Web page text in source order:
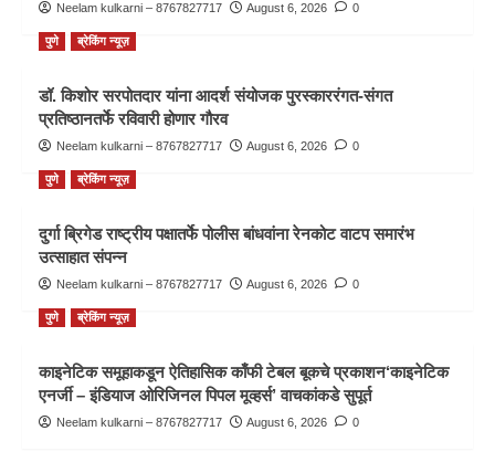
Neelam kulkarni – 8767827717 August 6, 2026 0
पुणे ब्रेकिंग न्यूज़
डॉ. किशोर सरपोतदार यांना आदर्श संयोजक पुरस्काररंगत-संगत
प्रतिष्ठानतर्फे रविवारी होणार गौरव
Neelam kulkarni – 8767827717 August 6, 2026 0
पुणे ब्रेकिंग न्यूज़
दुर्गा ब्रिगेड राष्ट्रीय पक्षातर्फे पोलीस बांधवांना रेनकोट वाटप समारंभ
उत्साहात संपन्न
Neelam kulkarni – 8767827717 August 6, 2026 0
पुणे ब्रेकिंग न्यूज़
काइनेटिक समूहाकडून ऐतिहासिक काँफी टेबल बूकचे प्रकाशन‘काइनेटिक
एनर्जी – इंडियाज ओरिजिनल पिपल मूव्हर्स’ वाचकांकडे सुपूर्त
Neelam kulkarni – 8767827717 August 6, 2026 0